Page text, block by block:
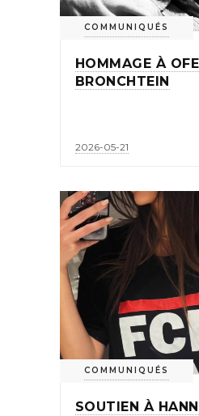
COMMUNIQUÉS
HOMMAGE À
BRONCHTEIN
2026-05-21
COMMUNIQUÉS
SOUTIEN À